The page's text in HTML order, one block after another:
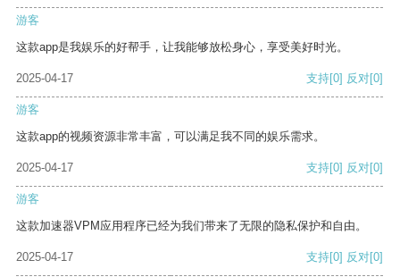
游客
这款app是我娱乐的好帮手，让我能够放松身心，享受美好时光。
2025-04-17 支持[0] 反对[0]
游客
这款app的视频资源非常丰富，可以满足我不同的娱乐需求。
2025-04-17 支持[0] 反对[0]
游客
这款加速器VPM应用程序已经为我们带来了无限的隐私保护和自由。
2025-04-17 支持[0] 反对[0]